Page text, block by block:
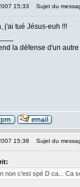
15:33 Sujet du
j'ai tué Jésus-euh !!!
la défense d'un
15:38 Sujet du
non c'est spé D ca... Ca